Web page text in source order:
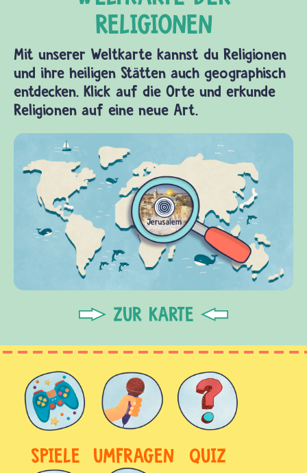
Mit unserer Weltkarte kannst du Religionen
und ihre heiligen Stätten auch geographisch
entdecken. Klick auf die Orte und erkunde
Religionen auf eine neue Art.
ZUR KARTE
SPIELE UMFRAGEN QUIZ